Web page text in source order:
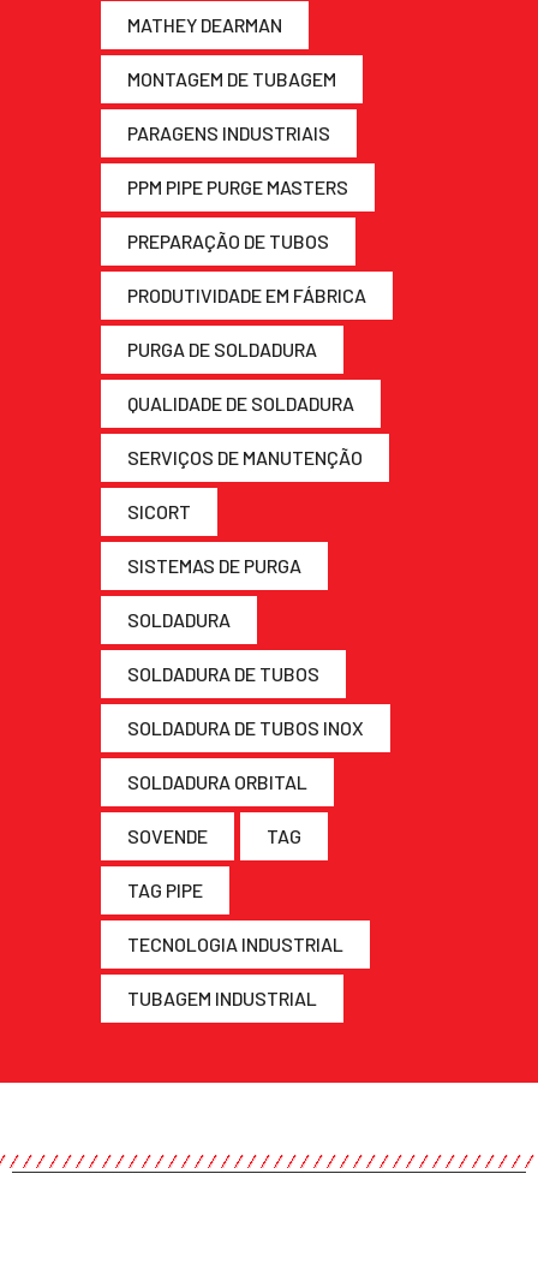
MATHEY DEARMAN
MONTAGEM DE TUBAGEM
PARAGENS INDUSTRIAIS
PPM PIPE PURGE MASTERS
PREPARAÇÃO DE TUBOS
PRODUTIVIDADE EM FÁBRICA
PURGA DE SOLDADURA
QUALIDADE DE SOLDADURA
SERVIÇOS DE MANUTENÇÃO
SICORT
SISTEMAS DE PURGA
SOLDADURA
SOLDADURA DE TUBOS
SOLDADURA DE TUBOS INOX
SOLDADURA ORBITAL
SOVENDE TAG
TAG PIPE
TECNOLOGIA INDUSTRIAL
TUBAGEM INDUSTRIAL